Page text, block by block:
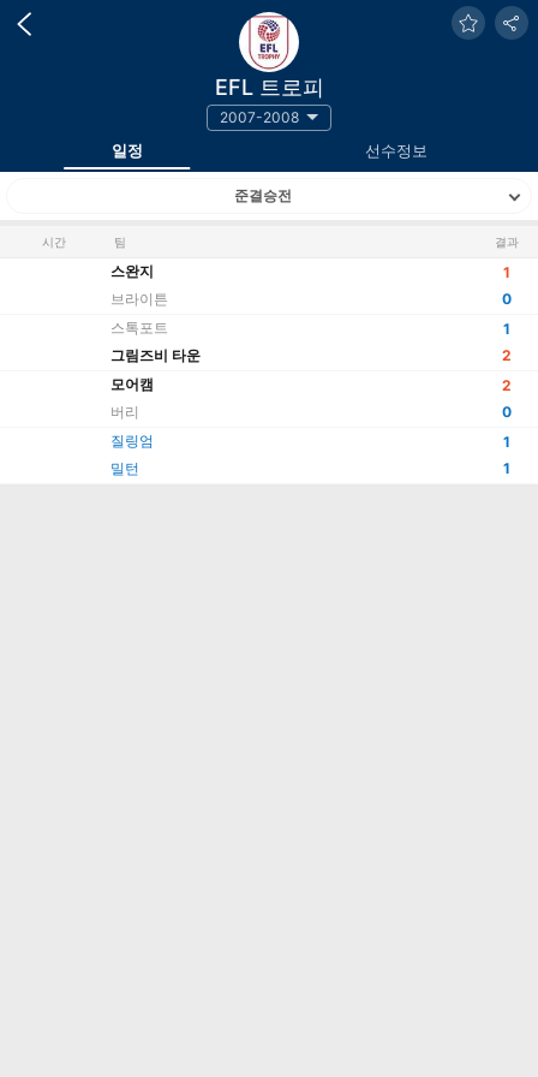
EFL 트로피
2007-2008
일정 선수정보
준결승전
시간 팀 결과
스완지
브라이튼
1
0
스톡포트
그림즈비 타운
1
2
모어캠
버리
2
0
질링엄
밀턴
1
1